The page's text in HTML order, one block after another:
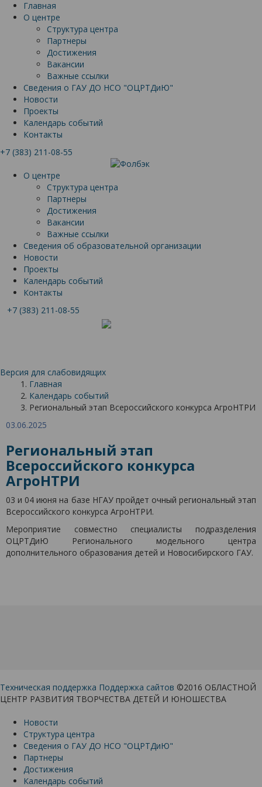
Главная
О центре
Структура центра
Партнеры
Достижения
Вакансии
Важные ссылки
Сведения о ГАУ ДО НСО "ОЦРТДиЮ"
Новости
Проекты
Календарь событий
Контакты
+7 (383) 211-08-55
О центре
Структура центра
Партнеры
Достижения
Вакансии
Важные ссылки
Сведения об образовательной организации
Новости
Проекты
Календарь событий
Контакты
+7 (383) 211-08-55
Версия для слабовидящих
Главная
Календарь событий
Региональный этап Всероссийского конкурса АгроНТРИ
03.06.2025
Региональный этап
Всероссийского конкурса
АгроНТРИ
03 и 04 июня на базе НГАУ пройдет очный региональный этап
Всероссийского конкурса АгроНТРИ.
Мероприятие совместно специалисты подразделения
ОЦРТДиЮ Регионального модельного центра
дополнительного образования детей и Новосибирского ГАУ.
Техническая поддержка Поддержка сайтов ©2016 ОБЛАСТНОЙ
ЦЕНТР РАЗВИТИЯ ТВОРЧЕСТВА ДЕТЕЙ И ЮНОШЕСТВА
Новости
Структура центра
Сведения о ГАУ ДО НСО "ОЦРТДиЮ"
Партнеры
Достижения
Календарь событий